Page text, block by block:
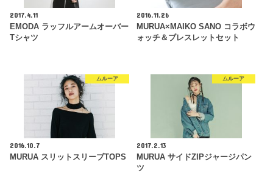
2017.4.11
EMODA ラッフルアームオーバー
Tシャツ
2016.11.26
MURUA×MAIKO SANO コラボウ
ォッチ＆ブレスレットセット
ムルーア
2016.10.7
MURUA スリットスリーブTOPS
ムルーア
2017.2.13
MURUA サイドZIPジャージパン
ツ